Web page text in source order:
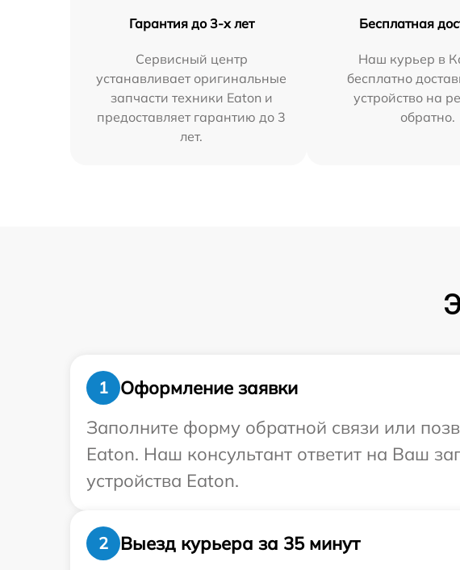
Гарантия до 3-х лет
Сервисный центр
устанавливает оригинальные
запчасти техники Eaton и
предоставляет гарантию до 3
лет.
Бесплатная
Наш курьер в
бесплатно
устройство на
обратно.
1
Оформление заявки
Заполните форму обратной связи или
Eaton. Наш консультант ответит на Ваш
устройства Eaton.
2
Выезд курьера за 35 минут